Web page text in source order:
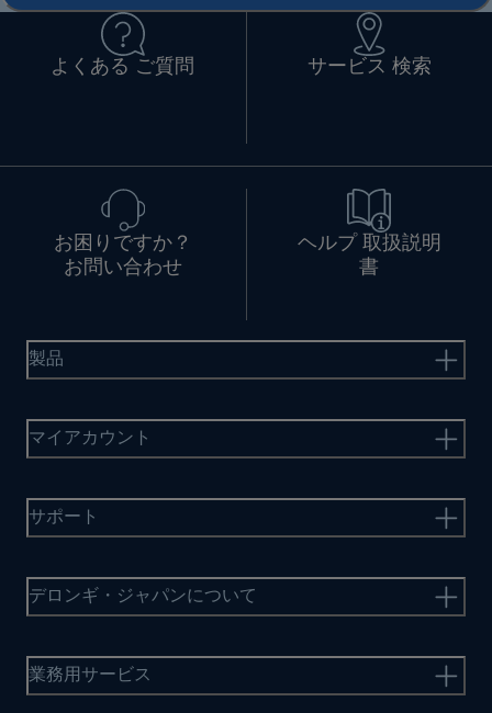
よくある ご質問 サービス 検索
お困りですか？
お問い合わせ
ヘルプ 取扱説明
書
製品
マイアカウント
サポート
デロンギ・ジャパンについて
業務用サービス